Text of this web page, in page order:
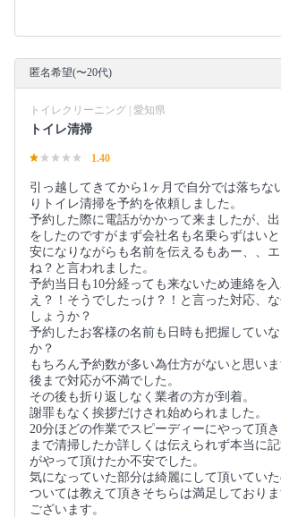
匿名希望(〜20代)
トイレクリーニング | 愛知県
トイレ清掃
1.40
引っ越してきてから1ヶ月で自分では落ちな
りトイレ清掃を予約を依頼しました。
予約した際に電話がかかって来ましたが、
をしたのですがまず会社名も名乗らずはい
安になりながらも名前を伝えるもあー、、
ね？と言われました。
予約当日も10分経っても来ないため連絡を
え？！そうでしたっけ？！と言った対応、
しょうか？
予約したお客様の名前も日時も把握してい
か？
もちろん予約数が多い為仕方がないと思い
後まで対応が不満でした。
その後も折り返しなく業者の方が到着。
謝罪もなく挨拶だけされ始められました。
20分ほどの作業でスピーディーにやって頂
まで清掃したか詳しくは伝えられず本当に
がやって頂けたか不安でした。
気になっていた部分は綺麗にして頂いてい
ついては教えて頂きそちらは満足しており
ございます。